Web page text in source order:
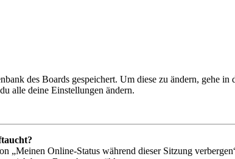
des Boards gespeichert. Um diese zu ändern, gehe
alle deine Einstellungen ändern.
„Meinen Online-Status während dieser Sitzung